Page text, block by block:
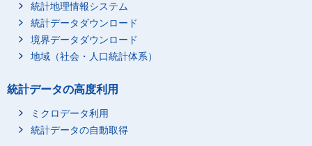
統計地理情報システム
統計データダウンロード
境界データダウンロード
地域（社会・人口統計体系）
統計データの高度利用
ミクロデータ利用
統計データの自動取得